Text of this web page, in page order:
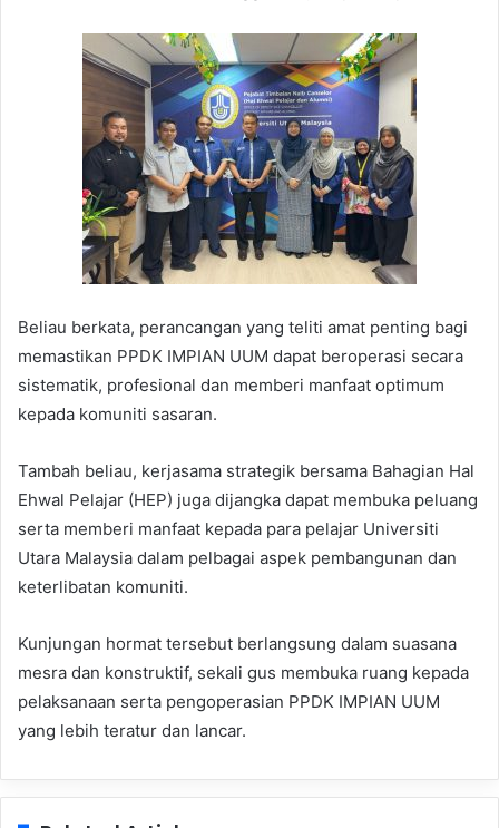
Beliau berkata, perancangan yang teliti amat penting bagi
memastikan PPDK IMPIAN UUM dapat beroperasi secara
sistematik, profesional dan memberi manfaat optimum
kepada komuniti sasaran.
Tambah beliau, kerjasama strategik bersama Bahagian Hal
Ehwal Pelajar (HEP) juga dijangka dapat membuka peluang
serta memberi manfaat kepada para pelajar Universiti
Utara Malaysia dalam pelbagai aspek pembangunan dan
keterlibatan komuniti.
Kunjungan hormat tersebut berlangsung dalam suasana
mesra dan konstruktif, sekali gus membuka ruang kepada
pelaksanaan serta pengoperasian PPDK IMPIAN UUM
yang lebih teratur dan lancar.